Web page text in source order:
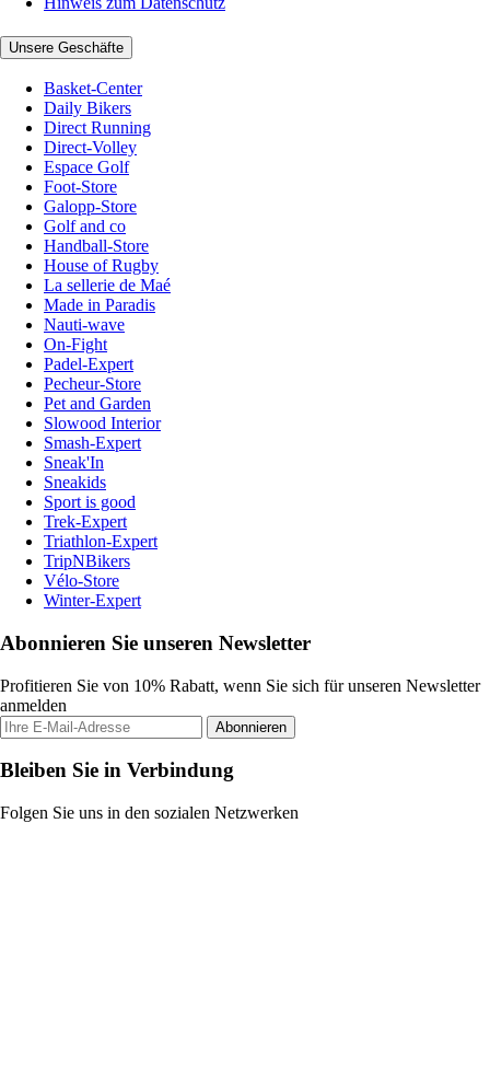
Unsere Geschäfte
Basket-Center
Daily Bikers
Direct Running
Direct-Volley
Espace Golf
Foot-Store
Galopp-Store
Golf and co
Handball-Store
House of Rugby
La sellerie de Maé
Made in Paradis
Nauti-wave
On-Fight
Padel-Expert
Pecheur-Store
Pet and Garden
Slowood Interior
Smash-Expert
Sneak'In
Sneakids
Sport is good
Trek-Expert
Triathlon-Expert
TripNBikers
Vélo-Store
Winter-Expert
Abonnieren Sie unseren Newsletter
Profitieren Sie von 10% Rabatt, wenn Sie sich für unseren Newsletter
anmelden
Abonnieren
Bleiben Sie in Verbindung
Folgen Sie uns in den sozialen Netzwerken